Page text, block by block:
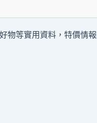
等實用資料，特價情